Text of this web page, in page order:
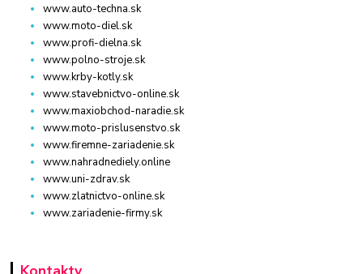
www.auto-techna.sk
www.moto-diel.sk
www.profi-dielna.sk
www.polno-stroje.sk
www.krby-kotly.sk
www.stavebnictvo-online.sk
www.maxiobchod-naradie.sk
www.moto-prislusenstvo.sk
www.firemne-zariadenie.sk
www.nahradnediely.online
www.uni-zdrav.sk
www.zlatnictvo-online.sk
www.zariadenie-firmy.sk